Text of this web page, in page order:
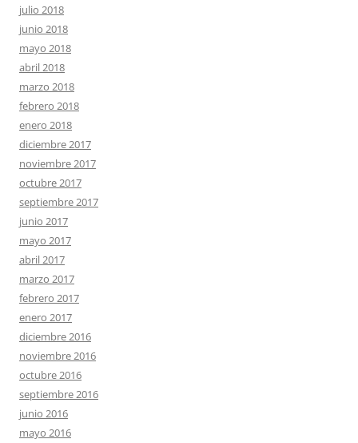
julio 2018
junio 2018
mayo 2018
abril 2018
marzo 2018
febrero 2018
enero 2018
diciembre 2017
noviembre 2017
octubre 2017
septiembre 2017
junio 2017
mayo 2017
abril 2017
marzo 2017
febrero 2017
enero 2017
diciembre 2016
noviembre 2016
octubre 2016
septiembre 2016
junio 2016
mayo 2016